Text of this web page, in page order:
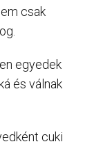
csak
egyedek
és válnak
cuki